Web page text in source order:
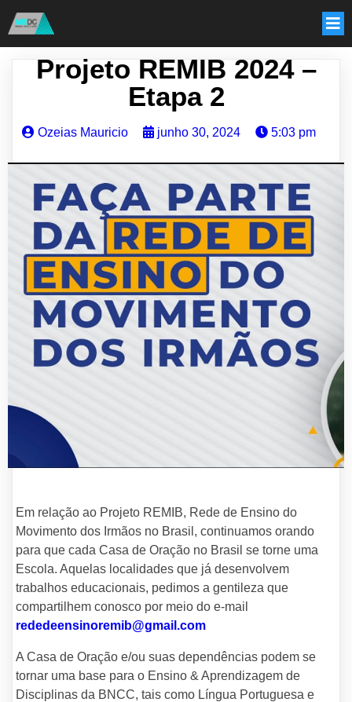
Projeto REMIB 2024 –
Etapa 2
Ozeias Mauricio junho 30, 2024 5:03 pm
Em relação ao Projeto REMIB, Rede de Ensino do
Movimento dos Irmãos no Brasil, continuamos orando
para que cada Casa de Oração no Brasil se torne uma
Escola. Aquelas localidades que já desenvolvem
trabalhos educacionais, pedimos a gentileza que
compartilhem conosco por meio do e-mail
rededeensinoremib@gmail.com
A Casa de Oração e/ou suas dependências podem se
tornar uma base para o Ensino & Aprendizagem de
Disciplinas da BNCC, tais como Língua Portuguesa e